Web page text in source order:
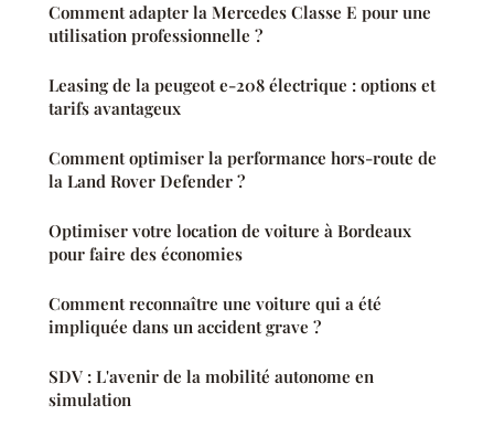
Comment adapter la Mercedes Classe E pour une
utilisation professionnelle ?
Leasing de la peugeot e-208 électrique : options et
tarifs avantageux
Comment optimiser la performance hors-route de
la Land Rover Defender ?
Optimiser votre location de voiture à Bordeaux
pour faire des économies
Comment reconnaître une voiture qui a été
impliquée dans un accident grave ?
SDV : L'avenir de la mobilité autonome en
simulation